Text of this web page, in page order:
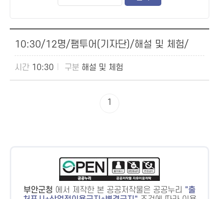
10:30/12명/팸투어(기자단)/해설 및 체험/
10:30 해설 및 체험
1
부안군청 에서 제작한 본 공공저작물은 공공누리
출